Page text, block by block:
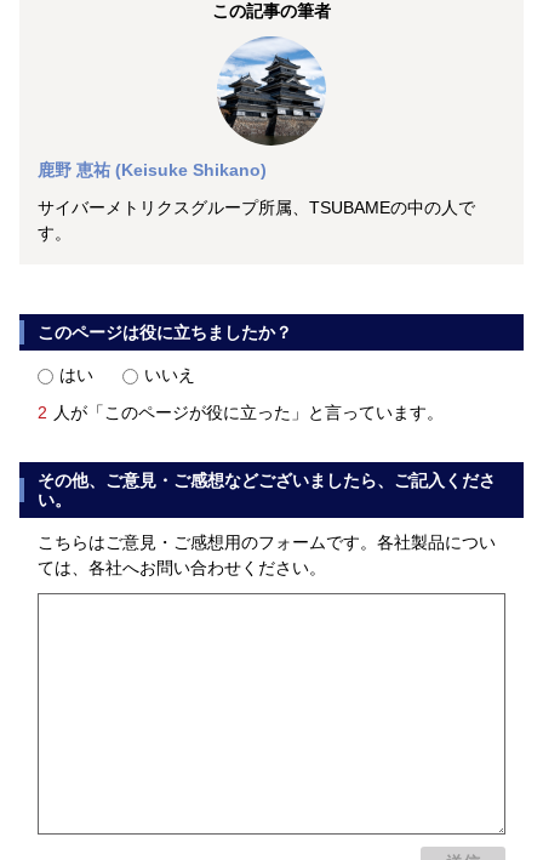
この記事の筆者
鹿野 恵祐 (Keisuke Shikano)
サイバーメトリクスグループ所属、TSUBAMEの中の人で
す。
このページは役に立ちましたか？
はい
いいえ
2 人が「このページが役に立った」と言っています。
その他、ご意見・ご感想などございましたら、ご記入くださ
い。
こちらはご意見・ご感想用のフォームです。各社製品につい
ては、各社へお問い合わせください。